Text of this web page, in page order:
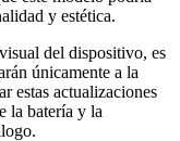
y estética.
del dispositivo, es
únicamente a la
estas actualizaciones
la batería y la